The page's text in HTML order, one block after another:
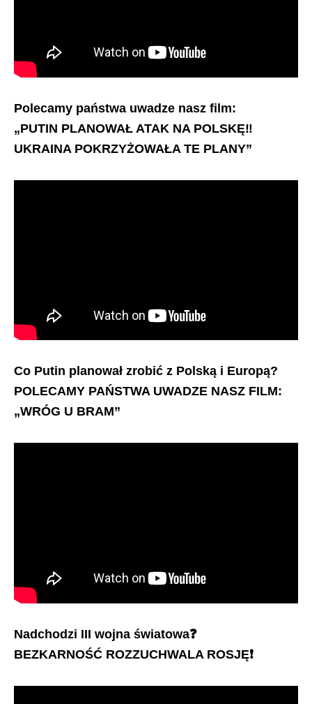
Polecamy państwa uwadze nasz film:
„PUTIN PLANOWAŁ ATAK NA POLSKĘ‼️
UKRAINA POKRZYŻOWAŁA TE PLANY”
Co Putin planował zrobić z Polską i Europą?
POLECAMY PAŃSTWA UWADZE NASZ FILM:
„WRÓG U BRAM”
Nadchodzi III wojna światowa❓
BEZKARNOŚĆ ROZZUCHWALA ROSJĘ❗️